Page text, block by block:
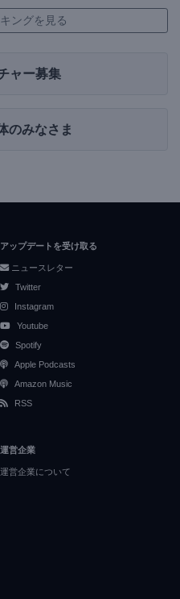
ングを見る
ャー募集
のみなさま
アップデートを受け取る
ニュースレター
Twitter
Instagram
Youtube
Spotify
Apple Podcasts
Amazon Music
RSS
運営企業
運営企業について